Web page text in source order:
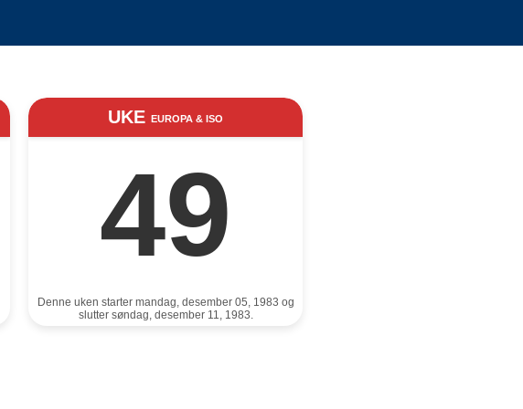
UKE EUROPA & ISO
49
Denne uken starter mandag, desember 05, 1983 og
slutter søndag, desember 11, 1983.